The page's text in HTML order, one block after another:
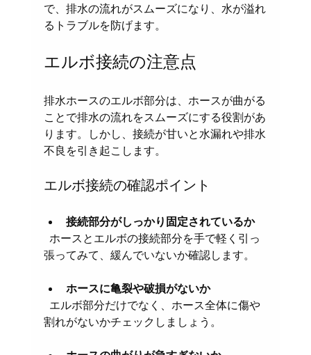
で、排水の流れがスムーズになり、水が溢れ
るトラブルを防げます。
エルボ接続の注意点
排水ホースのエルボ部分は、ホースが曲がる
ことで排水の流れをスムーズにする役割があ
ります。しかし、接続が甘いと水漏れや排水
不良を引き起こします。
エルボ接続の確認ポイント
接続部分がしっかり固定されているか
張ってみて、緩んでいないか確認します。
ホースに亀裂や破損がないか
割れがないかチェックしましょう。